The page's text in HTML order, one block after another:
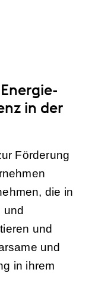
in der
Förderung
die in
und
und
und
in ihrem